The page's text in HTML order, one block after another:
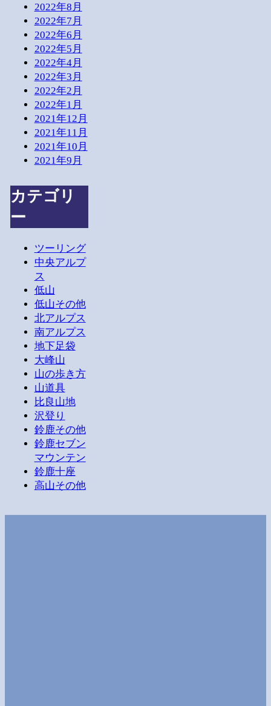
2022年8月
2022年7月
2022年6月
2022年5月
2022年4月
2022年3月
2022年2月
2022年1月
2021年12月
2021年11月
2021年10月
2021年9月
カテゴリ
ー
ツーリング
中央アルプ
ス
低山
低山その他
北アルプス
南アルプス
地下足袋
大峰山
山の歩き方
山道具
比良山地
沢登り
鈴鹿その他
鈴鹿セブン
マウンテン
鈴鹿十座
高山その他